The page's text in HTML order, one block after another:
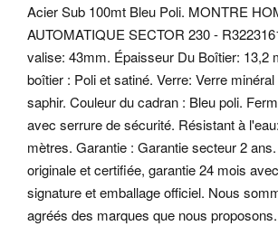
Acier Sub 100mt Bleu Poli. MONTRE
AUTOMATIQUE SECTOR 230 -
valise: 43mm. Épaisseur Du Boîtier: 13,2
boîtier : Poli et satiné. Verre: Verre
saphir. Couleur du cadran : Bleu poli.
avec serrure de sécurité. Résistant à
mètres. Garantie : Garantie secteur 2
originale et certifiée, garantie 24 mois
signature et emballage officiel. Nous
agréés des marques que nous